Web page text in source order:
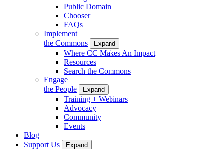
Public Domain
Chooser
FAQs
Implement
the Commons
Expand
Where CC Makes An Impact
Resources
Search the Commons
Engage
the People
Expand
Training + Webinars
Advocacy
Community
Events
Blog
Support Us
Expand